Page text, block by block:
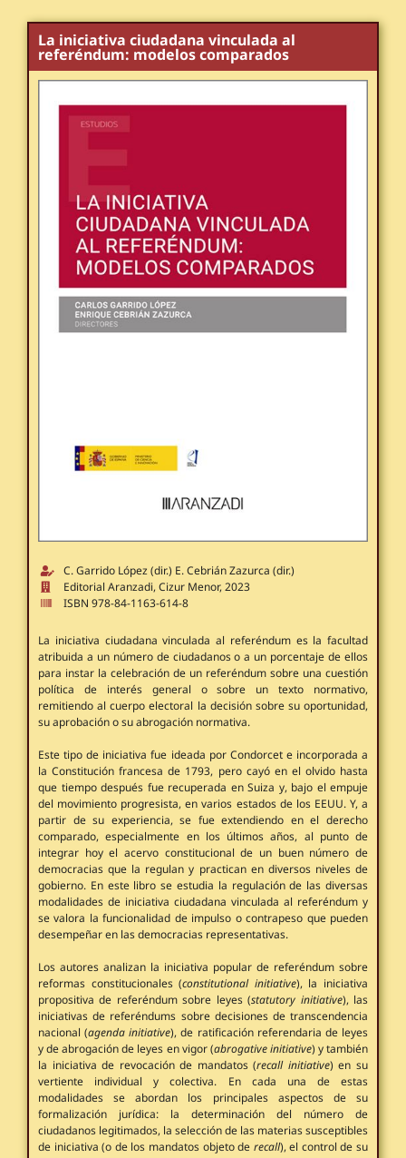
La iniciativa ciudadana vinculada al
referéndum: modelos comparados
C. Garrido López (dir.) E. Cebrián Zazurca (dir.)
Editorial Aranzadi, Cizur Menor, 2023
ISBN 978-84-1163-614-8
La iniciativa ciudadana vinculada al referéndum es la facultad
atribuida a un número de ciudadanos o a un porcentaje de ellos
para instar la celebración de un referéndum sobre una cuestión
política de interés general o sobre un texto normativo,
remitiendo al cuerpo electoral la decisión sobre su oportunidad,
su aprobación o su abrogación normativa.
Este tipo de iniciativa fue ideada por Condorcet e incorporada a
la Constitución francesa de 1793, pero cayó en el olvido hasta
que tiempo después fue recuperada en Suiza y, bajo el empuje
del movimiento progresista, en varios estados de los EEUU. Y, a
partir de su experiencia, se fue extendiendo en el derecho
comparado, especialmente en los últimos años, al punto de
integrar hoy el acervo constitucional de un buen número de
democracias que la regulan y practican en diversos niveles de
gobierno. En este libro se estudia la regulación de las diversas
modalidades de iniciativa ciudadana vinculada al referéndum y
se valora la funcionalidad de impulso o contrapeso que pueden
desempeñar en las democracias representativas.
Los autores analizan la iniciativa popular de referéndum sobre
reformas constitucionales (constitutional initiative), la iniciativa
propositiva de referéndum sobre leyes (statutory initiative), las
iniciativas de referéndums sobre decisiones de transcendencia
nacional (agenda initiative), de ratificación referendaria de leyes
y de abrogación de leyes en vigor (abrogative initiative) y también
la iniciativa de revocación de mandatos (recall initiative) en su
vertiente individual y colectiva. En cada una de estas
modalidades se abordan los principales aspectos de su
formalización jurídica: la determinación del número de
ciudadanos legitimados, la selección de las materias susceptibles
de iniciativa (o de los mandatos objeto de recall), el control de su